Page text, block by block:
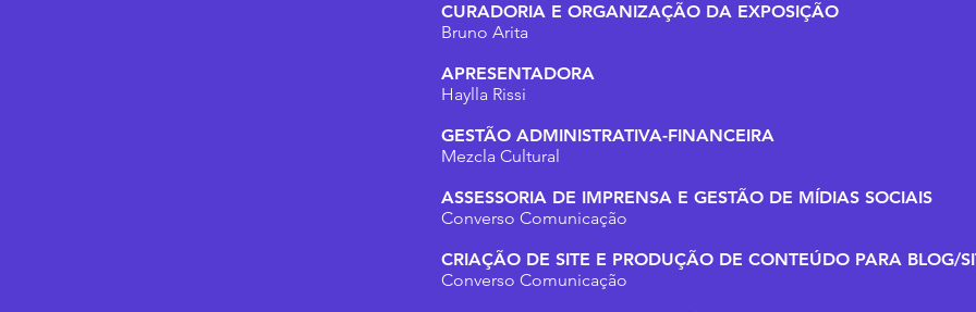
CURADORIA E ORGANIZAÇÃO DA EXPOSIÇÃO
Bruno Arita
APRESENTADORA
Haylla Rissi
GESTÃO ADMINISTRATIVA-FINANCEIRA
Mezcla Cultural
ASSESSORIA DE IMPRENSA E GESTÃO DE MÍDIAS SOCIAIS
Converso Comunicação
CRIAÇÃO DE SITE E PRODUÇÃO DE CONTEÚDO PARA BLOG/
Converso Comunicação